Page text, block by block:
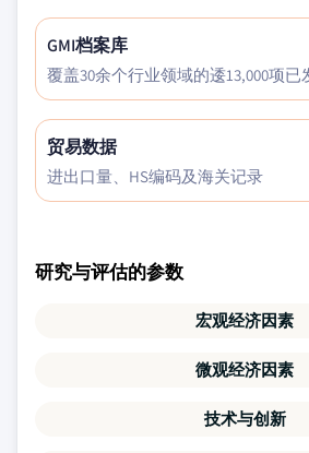
GMI档案库
覆盖30余个行业领域的逶13,000项已
贸易数据
进出口量、HS编码及海关记录
研究与评估的参数
宏观经济因素
微观经济因素
技术与创新